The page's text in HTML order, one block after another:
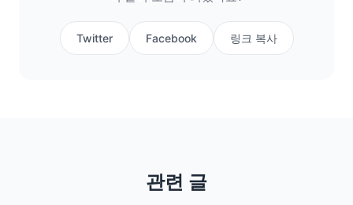
Twitter Facebook 링크 복사
관련 글